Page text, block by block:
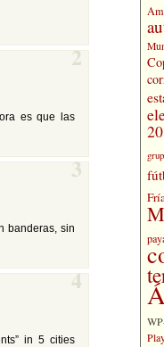
2
es que las
3
banderas, sin
4
in 5 cities